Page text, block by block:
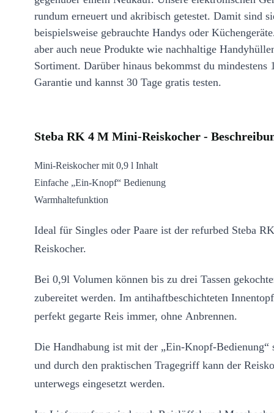
rundum erneuert und akribisch getestet. Damit sind
beispielsweise gebrauchte Handys oder
aber auch neue Produkte wie nachhaltige
Sortiment. Darüber hinaus bekommst du mindestens
Garantie und kannst 30 Tage gratis testen.
Steba RK 4 M Mini-Reiskocher -
Mini-Reiskocher mit 0,9 l Inhalt
Einfache „Ein-Knopf“ Bedienung
Warmhaltefunktion
Ideal für Singles oder Paare ist der refurbed Steba
Reiskocher.
Bei 0,9l Volumen können bis zu drei Tassen
zubereitet werden. Im antihaftbeschichteten
perfekt gegarte Reis immer, ohne Anbrennen.
Die Handhabung ist mit der „Ein-Knopf-Bedienung“
und durch den praktischen Tragegriff kann der
unterwegs eingesetzt werden.